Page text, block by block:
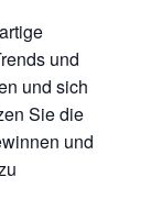
und
und sich
Sie die
und